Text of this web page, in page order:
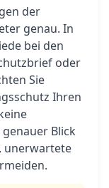
der
genau. In
bei den
oder
Sie
Ihren
Blick
unerwartete